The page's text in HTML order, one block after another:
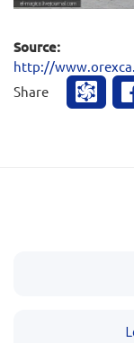
Source:
http://
Share